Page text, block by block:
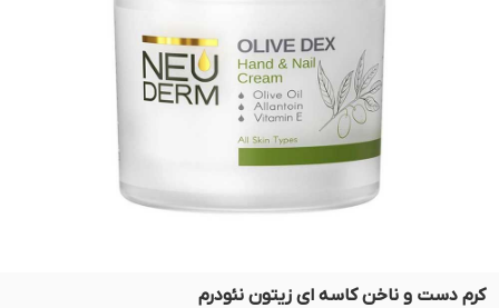
کرم دست و ناخن کاسه ای زیتون نئودرم